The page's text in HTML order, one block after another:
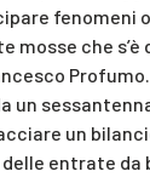
fenomeni
mosse che
un
un
entrate da